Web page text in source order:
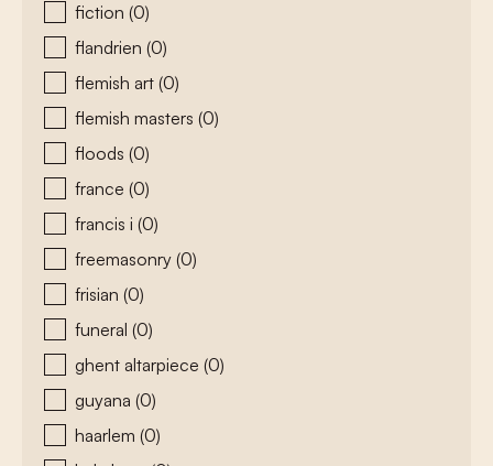
fiction (0)
flandrien (0)
flemish art (0)
flemish masters (0)
floods (0)
france (0)
francis i (0)
freemasonry (0)
frisian (0)
funeral (0)
ghent altarpiece (0)
guyana (0)
haarlem (0)